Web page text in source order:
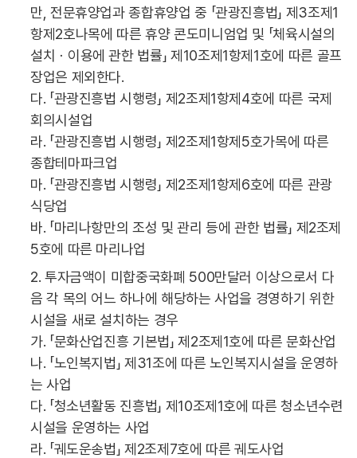
만, 전문휴양업과 종합휴양업 중 「관광진흥법」 제3조제1
항제2호나목에 따른 휴양 콘도미니엄업 및 「체육시설의
설치ㆍ이용에 관한 법률」 제10조제1항제1호에 따른 골프
장업은 제외한다.
다. 「관광진흥법 시행령」 제2조제1항제4호에 따른 국제
회의시설업
라. 「관광진흥법 시행령」 제2조제1항제5호가목에 따른
종합테마파크업
마. 「관광진흥법 시행령」 제2조제1항제6호에 따른 관광
식당업
바. 「마리나항만의 조성 및 관리 등에 관한 법률」 제2조제
5호에 따른 마리나업
2. 투자금액이 미합중국화폐 500만달러 이상으로서 다
음 각 목의 어느 하나에 해당하는 사업을 경영하기 위한
시설을 새로 설치하는 경우
가. 「문화산업진흥 기본법」 제2조제1호에 따른 문화산업
나. 「노인복지법」 제31조에 따른 노인복지시설을 운영하
는 사업
다. 「청소년활동 진흥법」 제10조제1호에 따른 청소년수련
시설을 운영하는 사업
라. 「궤도운송법」 제2조제7호에 따른 궤도사업